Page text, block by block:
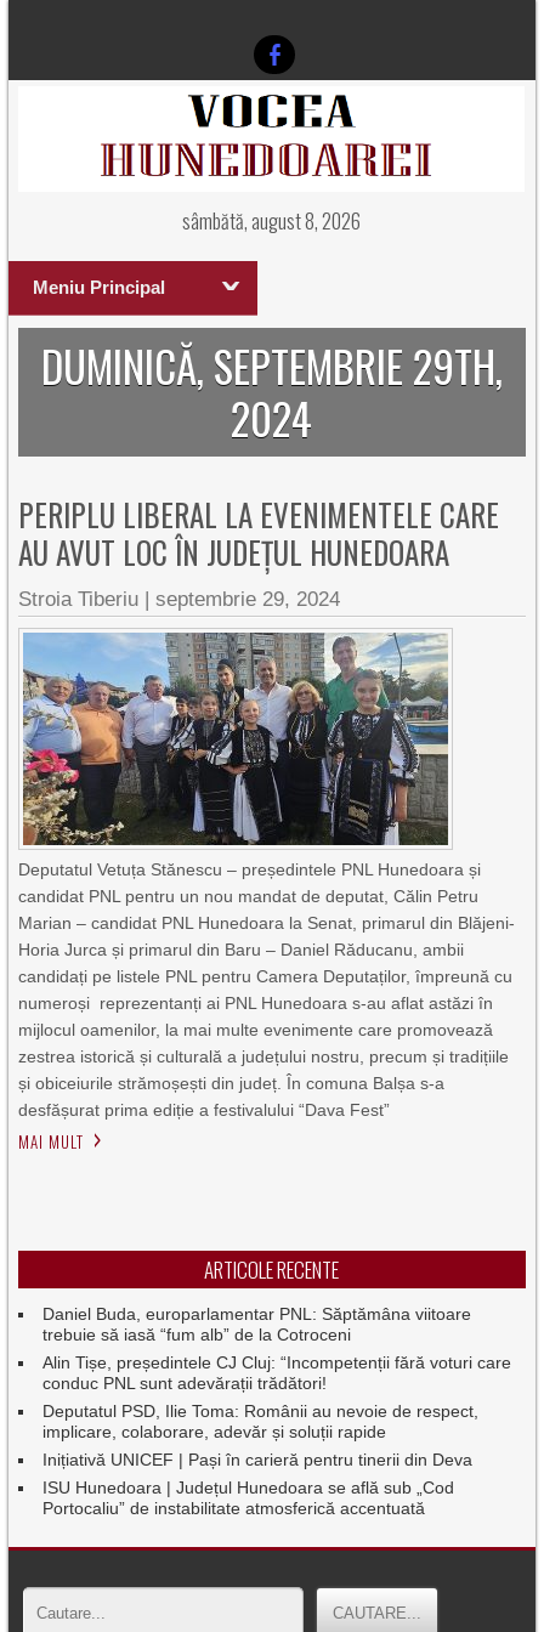
sâmbătă, august 8, 2026
Meniu Principal
DUMINICĂ, SEPTEMBRIE 29TH,
2024
PERIPLU LIBERAL LA EVENIMENTELE CARE
AU AVUT LOC ÎN JUDEȚUL HUNEDOARA
Stroia Tiberiu |septembrie 29, 2024
Deputatul Vetuța Stănescu – președintele PNL Hunedoara și
candidat PNL pentru un nou mandat de deputat, Călin Petru
Marian – candidat PNL Hunedoara la Senat, primarul din Blăjeni-
Horia Jurca și primarul din Baru – Daniel Răducanu, ambii
candidați pe listele PNL pentru Camera Deputaților, împreună cu
numeroși reprezentanți ai PNL Hunedoara s-au aflat astăzi în
mijlocul oamenilor, la mai multe evenimente care promovează
zestrea istorică și culturală a județului nostru, precum și tradițiile
și obiceiurile strămoșești din județ. În comuna Balșa s-a
desfășurat prima ediție a festivalului “Dava Fest”
MAI MULT
ARTICOLE RECENTE
Daniel Buda, europarlamentar PNL: Săptămâna viitoare
trebuie să iasă “fum alb” de la Cotroceni
Alin Tișe, președintele CJ Cluj: “Incompetenții fără voturi care
conduc PNL sunt adevărații trădători!
Deputatul PSD, Ilie Toma: Românii au nevoie de respect,
implicare, colaborare, adevăr și soluții rapide
Inițiativă UNICEF | Pași în carieră pentru tinerii din Deva
ISU Hunedoara | Județul Hunedoara se află sub „Cod
Portocaliu” de instabilitate atmosferică accentuată